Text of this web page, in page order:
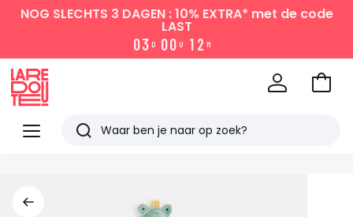
NOG SLECHTS 3 DAGEN : 10% EXTRA* met de code
LAST
03 D 00 U 1 2 M
Menu
Redoute
Zoeken
Naar